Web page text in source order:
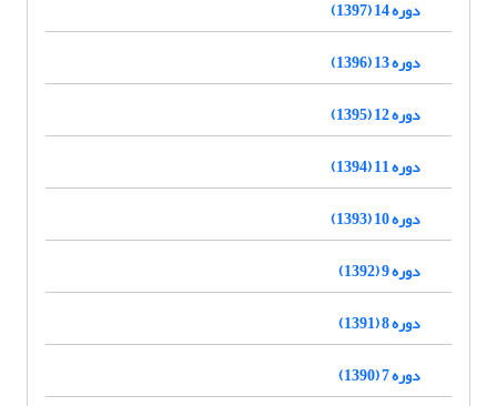
دوره 14 (1397)
دوره 13 (1396)
دوره 12 (1395)
دوره 11 (1394)
دوره 10 (1393)
دوره 9 (1392)
دوره 8 (1391)
دوره 7 (1390)